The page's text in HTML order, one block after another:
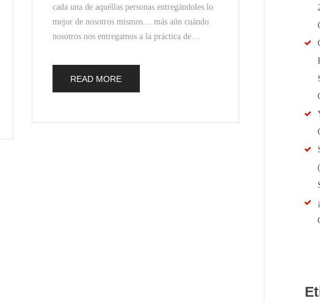
cada una de aquéllas personas entregándoles lo
mejor de nosotros mismos… más aún cuándo
nosotros nos entregamos a la práctica de…
READ MORE